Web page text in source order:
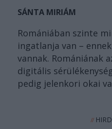
SÁNTA MIRIÁM
Romániában szinte
ingatlanja van –
vannak. Romániának
digitális
pedig jelenkori okai
//